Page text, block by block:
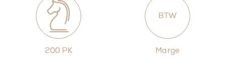
200 PK
BTW
Marge